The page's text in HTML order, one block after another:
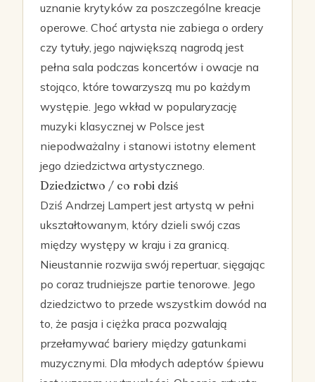
uznanie krytyków za poszczególne kreacje
operowe. Choć artysta nie zabiega o ordery
czy tytuły, jego największą nagrodą jest
pełna sala podczas koncertów i owacje na
stojąco, które towarzyszą mu po każdym
występie. Jego wkład w popularyzację
muzyki klasycznej w Polsce jest
niepodważalny i stanowi istotny element
jego dziedzictwa artystycznego.
Dziedzictwo / co robi dziś
Dziś Andrzej Lampert jest artystą w pełni
ukształtowanym, który dzieli swój czas
między występy w kraju i za granicą.
Nieustannie rozwija swój repertuar, sięgając
po coraz trudniejsze partie tenorowe. Jego
dziedzictwo to przede wszystkim dowód na
to, że pasja i ciężka praca pozwalają
przełamywać bariery między gatunkami
muzycznymi. Dla młodych adeptów śpiewu